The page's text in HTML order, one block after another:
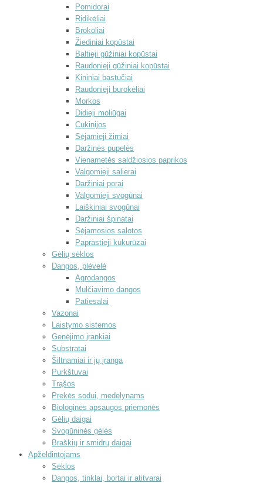
Pomidorai
Ridikėliai
Brokoliai
Žiediniai kopūstai
Baltieji gūžiniai kopūstai
Raudonieji gūžiniai kopūstai
Kininiai bastučiai
Raudonieji burokėliai
Morkos
Didieji moliūgai
Cukinijos
Sėjamieji žirniai
Daržinės pupelės
Vienametės saldžiosios paprikos
Valgomieji salierai
Daržiniai porai
Valgomieji svogūnai
Laiškiniai svogūnai
Daržiniai špinatai
Sėjamosios salotos
Paprastieji kukurūzai
Gėlių sėklos
Dangos, plėvelė
Agrodangos
Mulčiavimo dangos
Patiesalai
Vazonai
Laistymo sistemos
Genėjimo įrankiai
Substratai
Šiltnamiai ir jų įranga
Purkštuvai
Trąšos
Prekės sodui, medelynams
Biologinės apsaugos priemonės
Gėlių daigai
Svogūninės gėlės
Braškių ir smidrų daigai
Apželdintojams
Sėklos
Dangos, tinklai, bortai ir atitvarai